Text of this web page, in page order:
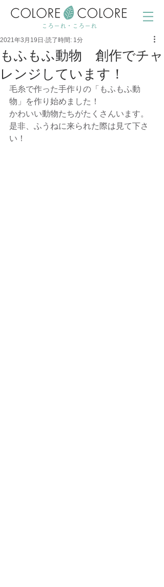
ころーれ・ころーれ
もふもふ動物 創作でチャ
レンジしています！
2021年3月19日 読了時間: 1分
毛糸で作った手作りの「もふもふ動
物」を作り始めました！
かわいい動物たちがたくさんいます。
是非、ふうねに来られた際は見て下さ
い！